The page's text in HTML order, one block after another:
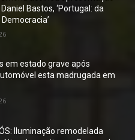
Bastos, ‘Portugal: da
em estado grave após
esta madrugada em
Iluminação remodelada